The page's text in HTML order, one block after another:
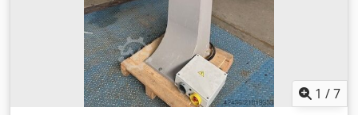
wyczyszczone i sprawdzone pod względem technicznym. •
Wszystkie maszyny sprzedawane są w stanie oglądanym,
bez jakiejkolwiek gwarancji. Kupujący ma możliwość
obejrzenia maszyn na miejscu. • Wszelkie ustalenia
specjalne możliwe są wyłącznie w formie pisemnej.
(Odpowiadamy tylko na zapytania zawierające adres i
numer telefonu!)
1 /7